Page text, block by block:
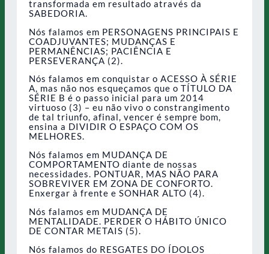
transformada em resultado através da
SABEDORIA.
Nós falamos em PERSONAGENS PRINCIPAIS E
COADJUVANTES; MUDANÇAS E
PERMANÊNCIAS; PACIÊNCIA E
PERSEVERANÇA (2).
Nós falamos em conquistar o ACESSO À SÉRIE
A, mas não nos esqueçamos que o TÍTULO DA
SÉRIE B é o passo inicial para um 2014
virtuoso (3) – eu não vivo o constrangimento
de tal triunfo, afinal, vencer é sempre bom,
ensina a DIVIDIR O ESPAÇO COM OS
MELHORES.
Nós falamos em MUDANÇA DE
COMPORTAMENTO diante de nossas
necessidades. PONTUAR, MAS NÃO PARA
SOBREVIVER EM ZONA DE CONFORTO.
Enxergar à frente e SONHAR ALTO (4).
Nós falamos em MUDANÇA DE
MENTALIDADE. PERDER O HÁBITO ÚNICO
DE CONTAR METAIS (5).
Nós falamos do RESGATES DO ÍDOLOS